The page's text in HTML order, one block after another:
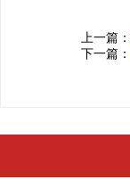
上一篇：
下一篇：